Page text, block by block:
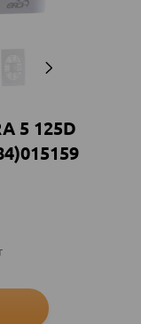
5 125D